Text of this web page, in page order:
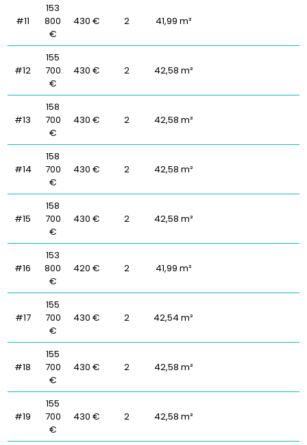
#11
153
800
€
430 € 2 41,99 m²
#12
155
700
€
430 € 2 42,58 m²
#13
158
700
€
430 € 2 42,58 m²
#14
158
700
€
430 € 2 42,58 m²
#15
158
700
€
430 € 2 42,58 m²
#16
153
800
€
420 € 2 41,99 m²
#17
155
700
€
430 € 2 42,54 m²
#18
155
700
€
430 € 2 42,58 m²
#19
155
700
€
430 € 2 42,58 m²